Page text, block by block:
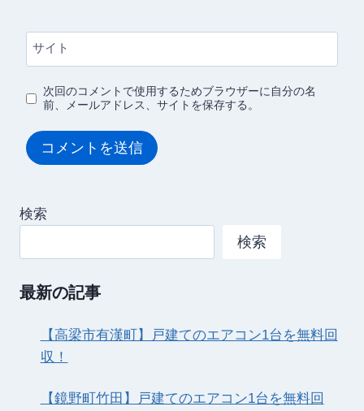
サイト
次回のコメントで使用するためブラウザーに自分の名
前、メールアドレス、サイトを保存する。
検索
検索
最新の記事
【高梁市有漢町】戸建てのエアコン1台を無料回
収！
【鏡野町竹田】戸建てのエアコン1台を無料回